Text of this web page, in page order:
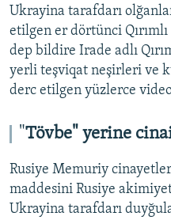
Ukrayina tarafdarı
etilgen er dörtünci
dep bildire Irade adlı
yerli teşviqat neşirleri ve
derc etilgen yüzlerce
"Tövbe" yerine
Rusiye Memuriy
maddesini Rusiye
Ukrayina tarafdarı